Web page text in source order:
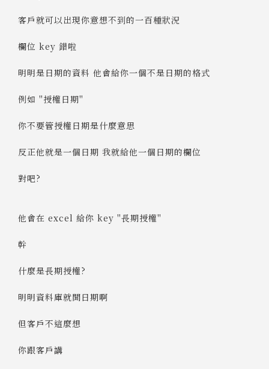
客戶就可以出現你意想不到的一百種狀況
欄位 key 錯啦
明明是日期的資料 他會給你一個不是日期的格式
例如 "授權日期"
你不要管授權日期是什麼意思
反正他就是一個日期 我就給他一個日期的欄位
對吧?
他會在 excel 給你 key "長期授權"
幹
什麼是長期授權?
明明資料庫就開日期啊
但客戶不這麼想
你跟客戶講